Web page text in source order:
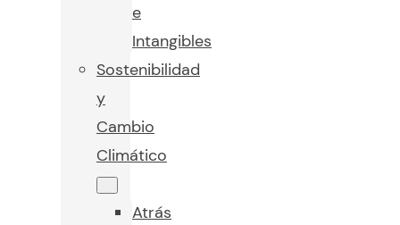
e
Intangibles
Sostenibilidad
y
Cambio
Climático
Atrás